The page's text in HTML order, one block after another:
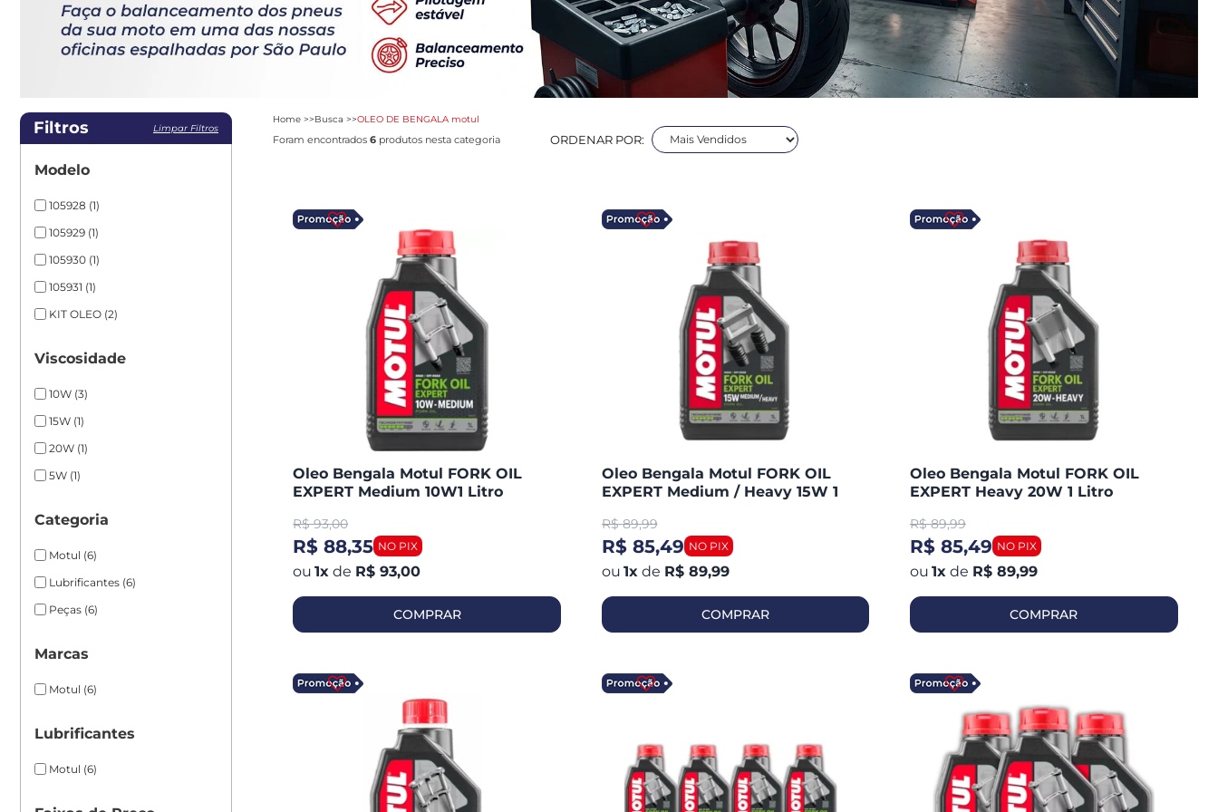
Filtros Limpar Filtros
Modelo
105928 (1)
105929 (1)
105930 (1)
105931 (1)
KIT OLEO (2)
Viscosidade
10W (3)
15W (1)
20W (1)
5W (1)
Categoria
Motul (6)
Lubrificantes (6)
Peças (6)
Marcas
Motul (6)
Lubrificantes
Motul (6)
Home Busca OLEO DE BENGALA motul
Foram encontrados 6 produtos nesta categoria ORDENAR POR:
Oleo Bengala Motul FORK OIL
EXPERT Medium 10W1 Litro
R$ 93,00
R$ 88,35
1x de R$ 93,00
COMPRAR
Oleo Bengala Motul FORK OIL
EXPERT Medium / Heavy 15W 1
R$ 89,99
R$ 85,49
1x de R$ 89,99
COMPRAR
Oleo Bengala Motul FORK OIL
EXPERT Heavy 20W 1 Litro
R$ 89,99
R$ 85,49
1x de R$ 89,99
COMPRAR